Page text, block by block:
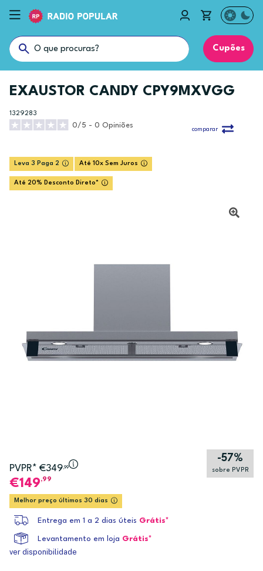
Cupões
EXAUSTOR CANDY CPY9MXVGG
1329283
0/5 - 0 Opiniões
comparar
Leva 3 Paga 2 Até 10x Sem Juros
Até 20% Desconto Direto*
PVPR* €349,99
-57%
sobre PVPR
149,99
Melhor preço últimos 30 dias
Entrega em 1 a 2 dias úteis Grátis*
Levantamento em loja Grátis*
ver disponibilidade